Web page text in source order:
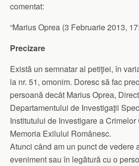
comentat:
“Marius Oprea (3 Februarie 2013,
Precizare
Există un semnatar al petiţiei, în
la nr. 51, omonim. Doresc să fac
persoană decât Marius Oprea,
Departamentului de Investigaţii
Institutului de Investigare a
Memoria Exilului Românesc.
Atunci când am un punct de vedere
eveniment sau în legătură cu o